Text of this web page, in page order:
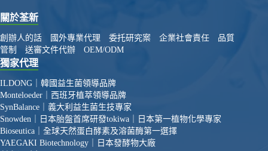
關於荃新
創辦人的話 國外專業代理 委托研究案 企業社會責任
品質
管制
送審文件代辦 OEM/ODM
獨家代理
ILDONG｜韓國益生菌領導品牌
Monteloeder｜西班牙植萃領導品牌
SynBalance｜義大利益生菌生技專家
Snowden｜日本胎盤首席研發tokiwa｜日本第一植物化學專家
Bioseutica｜全球天然蛋白酵素及溶菌酶第一選擇
YAEGAKI Biotechnology｜日本發酵物大廠